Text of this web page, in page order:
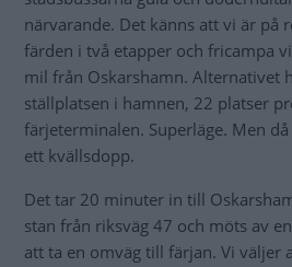
Framför oss står en grupp kvinnor
över till ön ett smart sätt att resa,
ryggsäckar och sidoväskor – och
sträckor på ön.